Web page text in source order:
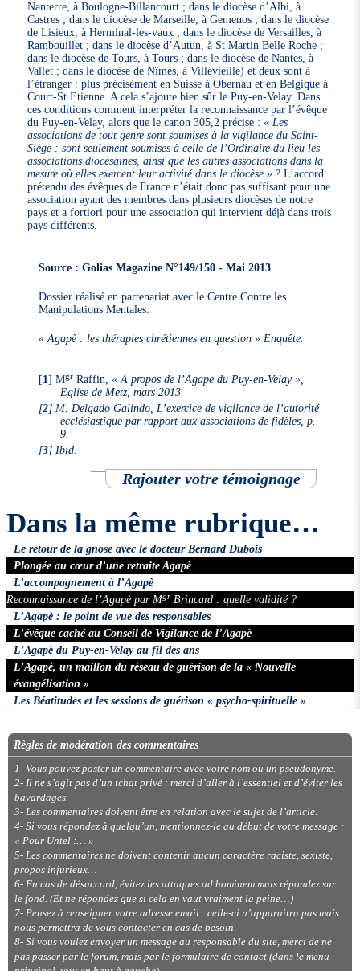
Nanterre, à Boulogne-Billancourt ; dans le diocèse d’Albi, à
Castres ; dans le diocèse de Marseille, à Gemenos ; dans le diocèse
de Lisieux, à Herminal-les-vaux ; dans le diocèse de Versailles, à
Rambouillet ; dans le diocèse d’Autun, à St Martin Belle Roche ;
dans le diocèse de Tours, à Tours ; dans le diocèse de Nantes, à
Vallet ; dans le diocèse de Nîmes, à Villevieille) et deux sont à
l’étranger : plus précisément en Suisse à Obernau et en Belgique à
Court-St Etienne. A cela s’ajoute bien sûr le Puy-en-Velay. Dans
ces conditions comment interpréter la reconnaissance par l’évêque
du Puy-en­-Velay, alors que le canon 305,2 précise :« Les
associations de tout genre sont soumises à la vigilance du Saint-
Siège : sont seulement soumises à celle de l’Ordinaire du lieu les
associations diocésaines, ainsi que les autres associations dans la
mesure où elles exercent leur activité dans le diocèse » ? L’accord
prétendu des évêques de France n’était donc pas suffisant pour une
association ayant des membres dans plusieurs diocèses de notre
pays et a fortiori pour une association qui intervient déjà dans trois
pays différents.
Source : Golias Magazine N°149/150 - Mai 2013
Dossier réalisé en partenariat avec le Centre Contre les
Manipulations Mentales.
« Agapè : les thérapies chrétiennes en question » Enquête.
[1]Mgr Raffin,« A propos de l’Agape du Puy-en-Velay »,
Eglise de Metz, mars 2013.
[2] M. Delgado Galindo, L’exercice de vigilance de l’autorité
ecclésiastique par rapport aux associations de fidèles, p.
9.
[3]Ibid.
Rajouter votre témoignage
Dans la même rubrique…
Le retour de la gnose avec le docteur Bernard Dubois
Plongée au cœur d’une retraite Agapè
L’accompagnement à l’Agapè
Reconnaissance de l’Agapè par MgrBrincard : quelle validité ?
L’Agapè : le point de vue des responsables
L’évêque caché au Conseil de Vigilance de l’Agapè
L’Agapè du Puy-en-Velay au fil des ans
L’Agapè, un maillon du réseau de guérison de la « Nouvelle
évangélisation »
Les Béatitudes et les sessions de guérison « psycho-spirituelle »
Règles de modération des commentaires
1- Vous pouvez poster un commentaire avec votre nom ou un pseudonyme.
2- Il ne s’agit pas d’un tchat privé : merci d’aller à l’essentiel et d’éviter les
bavardages.
3- Les commentaires doivent être en relation avec le sujet de l’article.
4- Si vous répondez à quelqu’un, mentionnez-le au début de votre message :
« Pour Untel :… »
5- Les commentaires ne doivent contenir aucun caractère raciste, sexiste,
propos injurieux…
6- En cas de désaccord, évitez les attaques ad hominem mais répondez sur
le fond. (Et ne répondez que si cela en vaut vraiment la peine…)
7- Pensez à renseigner votre adresse email : celle-ci n’apparaitra pas mais
nous permettra de vous contacter en cas de besoin.
8- Si vous voulez envoyer un message au responsable du site, merci de ne
pas passer par le forum, mais par le formulaire de contact (dans le menu